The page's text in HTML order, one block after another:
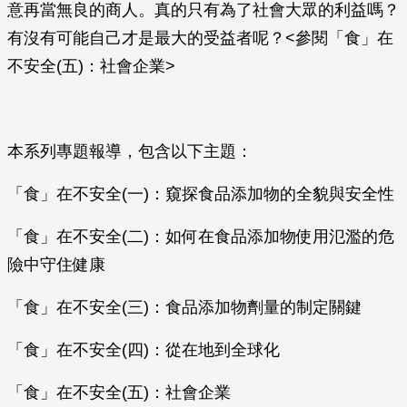
意再當無良的商人。真的只有為了社會大眾的利益嗎？
有沒有可能自己才是最大的受益者呢？<參閱「食」在
不安全(五)：社會企業>
本系列專題報導，包含以下主題：
「食」在不安全(一)：窺探食品添加物的全貌與安全性
「食」在不安全(二)：如何在食品添加物使用氾濫的危
險中守住健康
「食」在不安全(三)：食品添加物劑量的制定關鍵
「食」在不安全(四)：從在地到全球化
「食」在不安全(五)：社會企業